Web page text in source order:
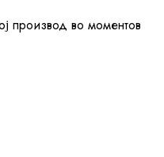
производ во моментов